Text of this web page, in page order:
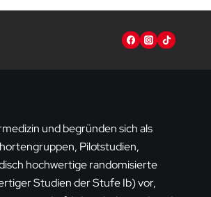
und begründen sich als
Pilotstudien,
hochwertige randomisierte
Studien der Stufe Ib) vor,